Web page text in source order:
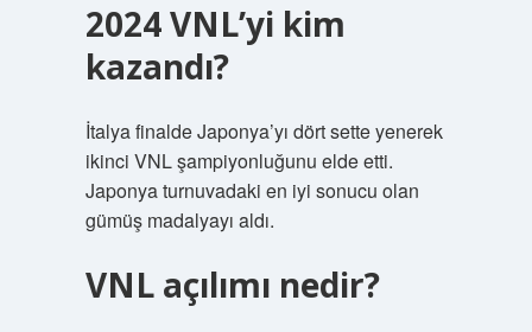
2024 VNL’yi kim
kazandı?
İtalya finalde Japonya’yı dört sette yenerek
ikinci VNL şampiyonluğunu elde etti.
Japonya turnuvadaki en iyi sonucu olan
gümüş madalyayı aldı.
VNL açılımı nedir?